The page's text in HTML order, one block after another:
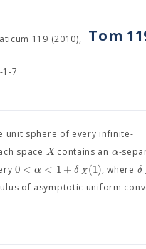
Tom
119 (2010),
1-7
unit sphere of every infinite-
space Xcontains an α-
0 < α < 1+δ
−
X(1), where δ
−
of asymptotic uniform